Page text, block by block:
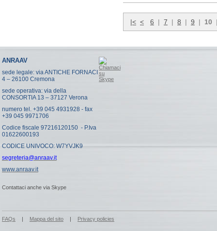
|< < 6 | 7 | 8 | 9 | 10
ANRAAV
sede legale: via ANTICHE FORNACI
4 – 26100 Cremona
sede operativa: via della
CONSORTIA 13 – 37127 Verona
numero tel. +39 045 4931928 - fax
+39 045 9971706
Codice fiscale 97216120150 - P.Iva
01622600193
CODICE UNIVOCO: W7YVJK9
segreteria@anraav.it
www.anraav.it
Contattaci anche via Skype
FAQs | Mappa del sito | Privacy policies